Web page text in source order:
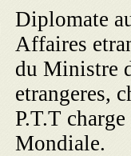
Diplomate
Affaires
du Ministre
etrangeres,
P.T.T
Mondiale.